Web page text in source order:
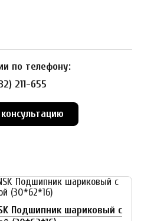
по телефону:
211-655
Подшипник шариковый с